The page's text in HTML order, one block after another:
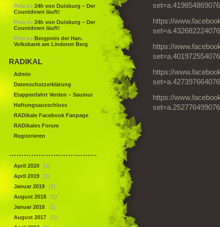
https://
https://
https://
https://
Peta zu 24h von Duisburg – Der
Countdown läuft!
Peta zu 24h von Duisburg – Der
Countdown läuft!
Peta zu Bergpreis der Han.
Volksbank am Lindener Berg
RADIKAL
Admin
Datenschutzerklärung
Etappenfahrt Verden – Saumur
Haftungsausschluss
RADikale Facebook Fanpage
RADikales Forum
Registrieren
……………………………………
April 2020
(1)
April 2019
(1)
Januar 2019
(1)
August 2018
(1)
Januar 2018
(1)
August 2017
(1)